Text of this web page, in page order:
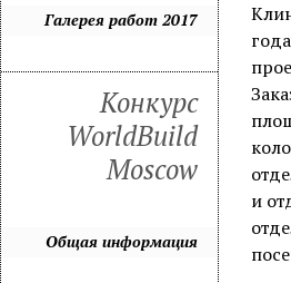
и
Галерея работ 2017
Конкурс
WorldBuild
Moscow
Общая информация